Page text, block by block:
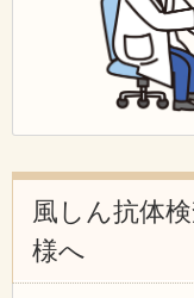
風しん抗体
様へ